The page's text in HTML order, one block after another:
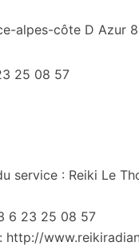
alpes-côte D Azur
25 08 57
service : Reiki Le
6 23 25 08 57
http://